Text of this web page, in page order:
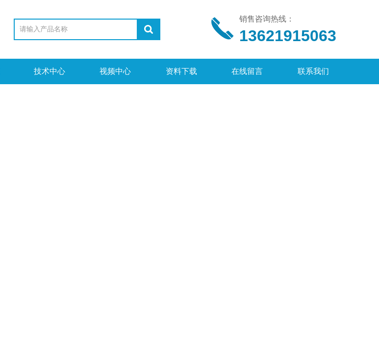
销售咨询热线：
13621915063
技术中心 视频中心 资料下载 在线留言 联系我们